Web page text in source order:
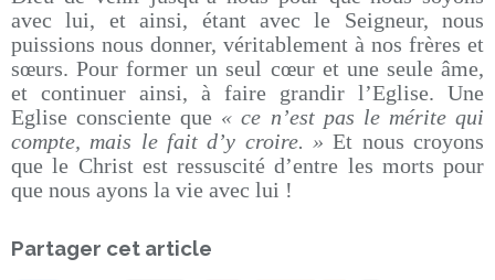
avec lui, et ainsi, étant avec le Seigneur, nous
puissions nous donner, véritablement à nos frères et
sœurs. Pour former un seul cœur et une seule âme,
et continuer ainsi, à faire grandir l’Eglise. Une
Eglise consciente que « ce n’est pas le mérite qui
compte, mais le fait d’y croire. » Et nous croyons
que le Christ est ressuscité d’entre les morts pour
que nous ayons la vie avec lui !
Partager cet article